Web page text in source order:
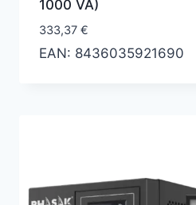
1000 VA)
333,37 €
EAN: 8436035921690